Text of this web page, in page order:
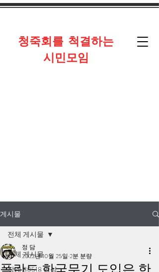
​청죽회를 척결하는
시민모임
게시물
전체 게시물
작계 80518 영상
전체 게시물
정 담
2022년 10월 25일 2분 분량